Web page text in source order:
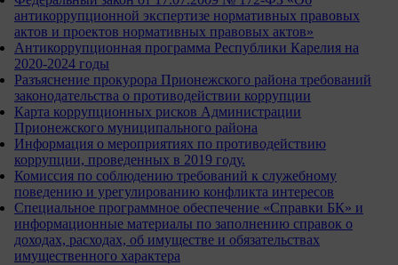
антикоррупционной экспертизе нормативных правовых
актов и проектов нормативных правовых актов»
Антикоррупционная программа Республики Карелия на
2020-2024 годы
Разъяснение прокурора Прионежского района требований
законодательства о противодействии коррупции
Карта коррупционных рисков Администрации
Прионежского муниципального района
Информация о мероприятиях по противодействию
коррупции, проведенных в 2019 году.
Комиссия по соблюдению требований к служебному
поведению и урегулированию конфликта интересов
Специальное программное обеспечение «Справки БК» и
информационные материалы по заполнению справок о
доходах, расходах, об имуществе и обязательствах
имущественного характера